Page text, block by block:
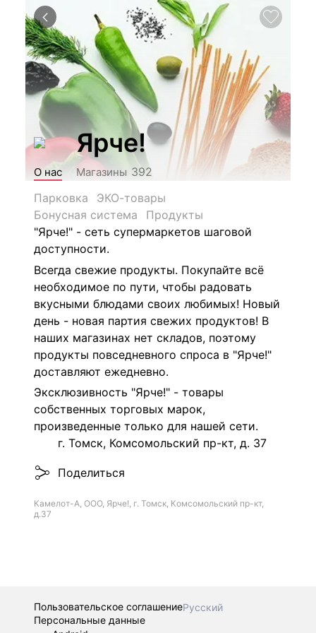
Ярче!
О нас Магазины 392
Парковка
ЭКО-товары
Бонусная система
Продукты
"Ярче!" - сеть супермаркетов шаговой
доступности.
Всегда свежие продукты. Покупайте всё
необходимое по пути, чтобы радовать
вкусными блюдами своих любимых! Новый
день - новая партия свежих продуктов! В
наших магазинах нет складов, поэтому
продукты повседневного спроса в "Ярче!"
доставляют ежедневно.
Эксклюзивность "Ярче!" - товары
собственных торговых марок,
произведенные только для нашей сети.
г. Томск, Комсомольский пр-кт, д. 37
Поделиться
Камелот-А, ООО, Ярче!, г. Томск, Комсомольский пр-кт,
д.37
Пользовательское соглашениеРусский
Персональные данные